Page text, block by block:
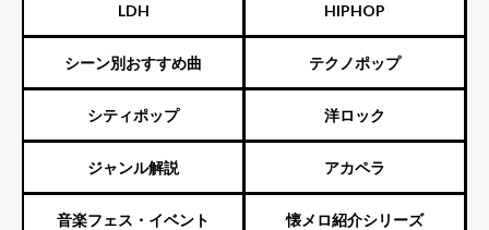
LDH HIPHOP
シーン別おすすめ曲 テクノポップ
シティポップ 洋ロック
ジャンル解説 アカペラ
音楽フェス・イベント 懐メロ紹介シリーズ